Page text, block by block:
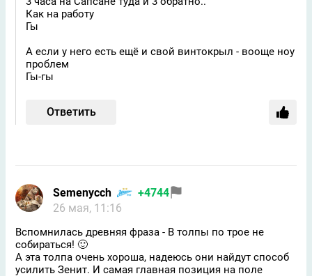
Как на работу
Гы
А если у него есть ещё и свой винтокрыл - вооще ноу
проблем
Гы-гы
Ответить
Semenycch
+4744
26 мая, 11:16
Вспомнилась древняя фраза - В толпы по трое не
собираться! 🙂
А эта толпа очень хороша, надеюсь они найдут способ
усилить Зенит. И самая главная позиция на поле